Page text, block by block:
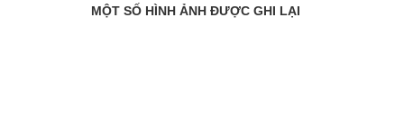
MỘT SỐ HÌNH ẢNH ĐƯỢC GHI LẠI